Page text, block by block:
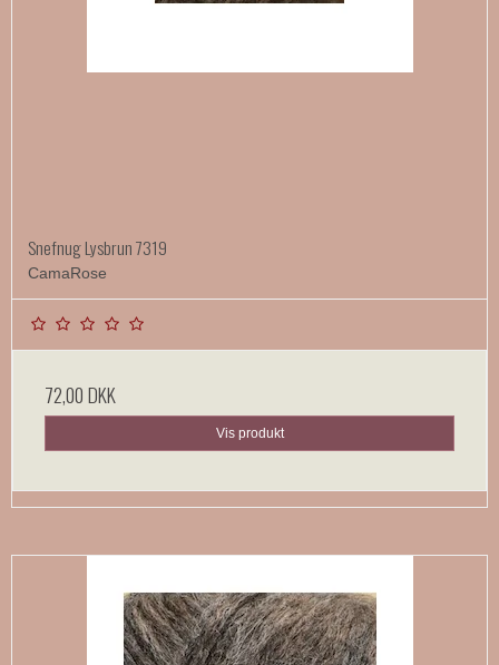
Snefnug Lysbrun 7319
CamaRose
72,00 DKK
Vis produkt